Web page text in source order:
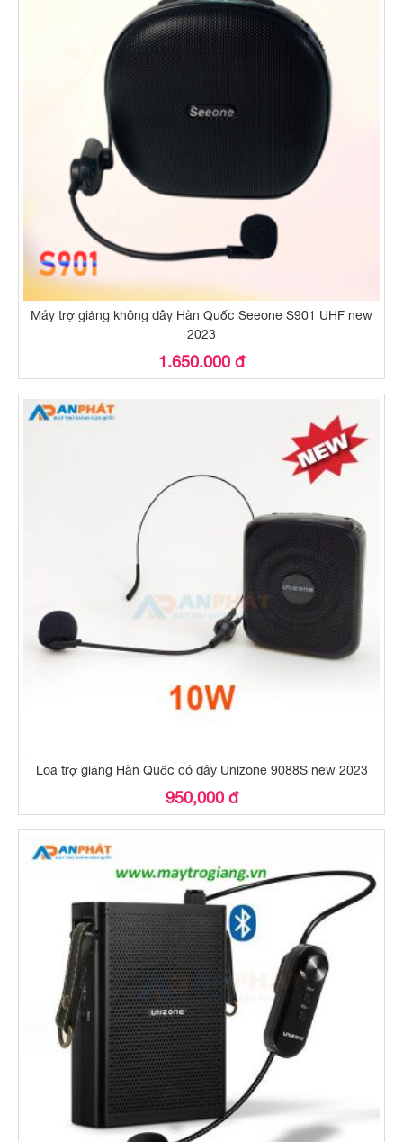
Máy trợ giảng không dây Hàn Quốc Seeone S901 UHF new
2023
1.650.000 đ
Loa trợ giảng Hàn Quốc có dây Unizone 9088S new 2023
950,000 đ